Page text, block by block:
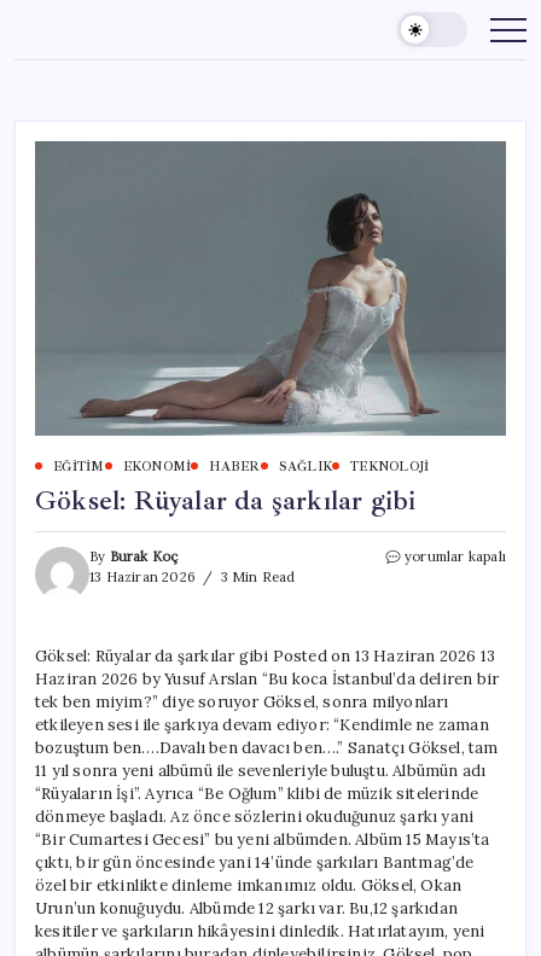
content
EĞITIM EKONOMI HABER SAĞLIK TEKNOLOJI
Göksel: Rüyalar da şarkılar gibi
By Burak Koç
13 Haziran 2026
3 Min Read
Göksel:
için
yorumlar kapalı
Göksel: Rüyalar da şarkılar gibi Posted on 13 Haziran 2026 13
Haziran 2026 by Yusuf Arslan “Bu koca İstanbul’da deliren bir
tek ben miyim?” diye soruyor Göksel, sonra milyonları
etkileyen sesi ile şarkıya devam ediyor: “Kendimle ne zaman
bozuştum ben….Davalı ben davacı ben….” Sanatçı Göksel, tam
11 yıl sonra yeni albümü ile sevenleriyle buluştu. Albümün adı
“Rüyaların İşi”. Ayrıca “Be Oğlum” klibi de müzik sitelerinde
dönmeye başladı. Az önce sözlerini okuduğunuz şarkı yani
“Bir Cumartesi Gecesi” bu yeni albümden. Albüm 15 Mayıs’ta
çıktı, bir gün öncesinde yani 14’ünde şarkıları Bantmag’de
özel bir etkinlikte dinleme imkanımız oldu. Göksel, Okan
Urun’un konuğuydu. Albümde 12 şarkı var. Bu,12 şarkıdan
kesitiler ve şarkıların hikâyesini dinledik. Hatırlatayım, yeni